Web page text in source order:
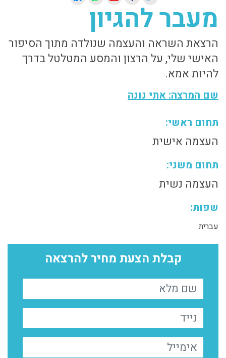
מעבר להגיון
הרצאת השראה והעצמה שנולדה מתוך הסיפור
האישי שלי, על הרצון והמסע המטלטל בדרך
להיות אמא.
שם המרצה: אתי נונה
תחום ראשי:
העצמה אישית
תחום משני:
העצמה נשית
שפות:
עברית
קבלת הצעת מחיר להרצאה